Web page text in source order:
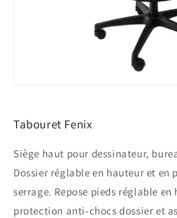
1
dans
fenêtre
modale
Tabouret Fenix
Siège haut pour dessinateur,
Dossier réglable en hauteur et en
serrage. Repose pieds réglable en
protection anti-chocs dossier et